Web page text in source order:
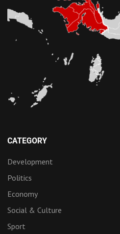
CATEGORY
Development
Politics
Economy
Social & Culture
Sport